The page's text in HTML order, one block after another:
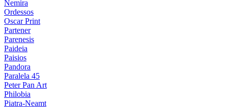
Nemira
Ordessos
Oscar Print
Partener
Parenesis
Paideia
Paisios
Pandora
Paralela 45
Peter Pan Art
Philobia
Piatra-Neamt